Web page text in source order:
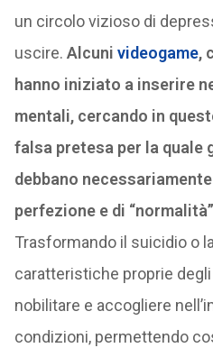
un circolo vizioso di
uscire. Alcuni videogame,
hanno iniziato a inserire
mentali, cercando in
falsa pretesa per la quale
debbano
perfezione e di
Trasformando il suicidio o
caratteristiche proprie
nobilitare e accogliere
condizioni, permettendo